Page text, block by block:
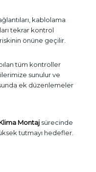
kablolama
tekrar kontrol
önüne geçilir.
tüm kontroller
sunulur ve
ek düzenlemeler
Montajsürecinde
tutmayı hedefler.